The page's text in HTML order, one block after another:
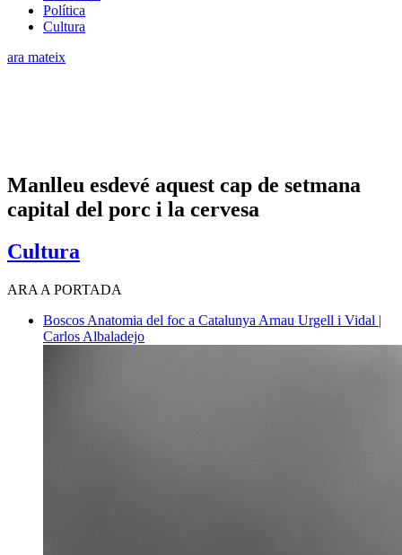
Política
Cultura
ara mateix
Manlleu esdevé aquest cap de setmana
capital del porc i la cervesa
Cultura
ARA A PORTADA
Boscos Anatomia del foc a Catalunya Arnau Urgell i Vidal |
Carlos Albaladejo